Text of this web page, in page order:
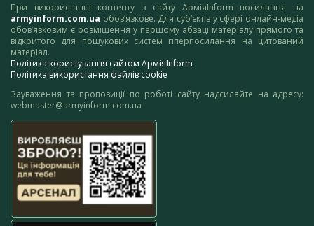
При використанні контенту з сайту АрміяInform посилання на
armyinform.com.ua обов’язкове. Для суб’єктів у сфері онлайн-медіа
обов’язковим є розміщення у першому абзаці матеріалу прямого та
відкритого для пошукових систем гіперпосилання на цитований
матеріал.
Політика користування сайтом АрміяInform
Політика використання файлів cookie
Зауваження та пропозиції по роботі сайту надсилайте на адресу:
webmaster@armyinform.com.ua